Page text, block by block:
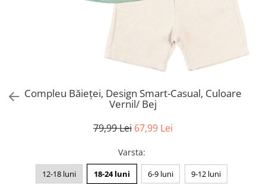
Compleu Băieței, Design Smart-Casual, Culoare
Vernil/ Bej
79,99 Lei 67,99 Lei
Varsta:
12-18 luni 18-24 luni 6-9 luni 9-12 luni